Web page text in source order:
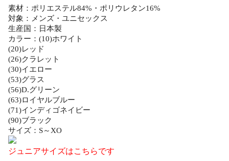
素材：ポリエステル84%・ポリウレタン16%
対象：メンズ・ユニセックス
生産国：日本製
カラー：(10)ホワイト
(20)レッド
(26)クラレット
(30)イエロー
(53)グラス
(56)D.グリーン
(63)ロイヤルブルー
(71)インディゴネイビー
(90)ブラック
サイズ：S～XO
ジュニアサイズはこちらです